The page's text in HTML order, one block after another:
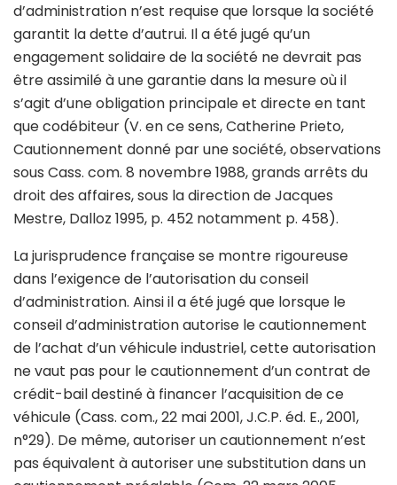
d’administration n’est requise que lorsque la société
garantit la dette d’autrui. Il a été jugé qu’un
engagement solidaire de la société ne devrait pas
être assimilé à une garantie dans la mesure où il
s’agit d’une obligation principale et directe en tant
que codébiteur (V. en ce sens, Catherine Prieto,
Cautionnement donné par une société, observations
sous Cass. com. 8 novembre 1988, grands arrêts du
droit des affaires, sous la direction de Jacques
Mestre, Dalloz 1995, p. 452 notamment p. 458).
La jurisprudence française se montre rigoureuse
dans l’exigence de l’autorisation du conseil
d’administration. Ainsi il a été jugé que lorsque le
conseil d’administration autorise le cautionnement
de l’achat d’un véhicule industriel, cette autorisation
ne vaut pas pour le cautionnement d’un contrat de
crédit-bail destiné à financer l’acquisition de ce
véhicule (Cass. com., 22 mai 2001, J.C.P. éd. E., 2001,
n°29). De même, autoriser un cautionnement n’est
pas équivalent à autoriser une substitution dans un